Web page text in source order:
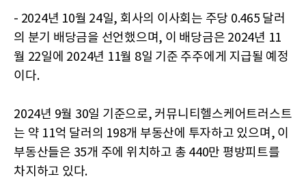
- 2024년 10월 24일, 회사의 이사회는 주당 0.465 달러
의 분기 배당금을 선언했으며, 이 배당금은 2024년 11
월 22일에 2024년 11월 8일 기준 주주에게 지급될 예정
이다.
2024년 9월 30일 기준으로, 커뮤니티헬스케어트러스트
는 약 11억 달러의 198개 부동산에 투자하고 있으며, 이
부동산들은 35개 주에 위치하고 총 440만 평방피트를
차지하고 있다.